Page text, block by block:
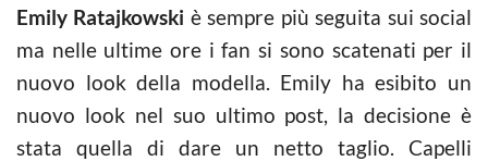
Emily Ratajkowski è sempre più seguita sui social
ma nelle ultime ore i fan si sono scatenati per il
nuovo look della modella. Emily ha esibito un
nuovo look nel suo ultimo post, la decisione è
stata quella di dare un netto taglio. Capelli